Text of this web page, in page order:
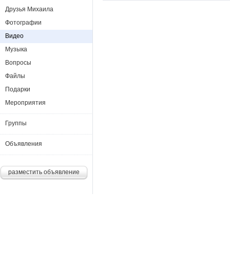
Друзья Михаила
Фотографии
Видео
Музыка
Вопросы
Файлы
Подарки
Мероприятия
Группы
Объявления
разместить объявление